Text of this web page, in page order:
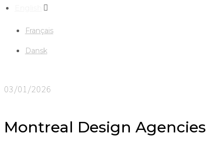
Français
Dansk
03/01/2026
Montreal Design Agencies